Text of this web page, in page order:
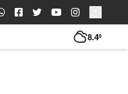
Buscar:
8.4º